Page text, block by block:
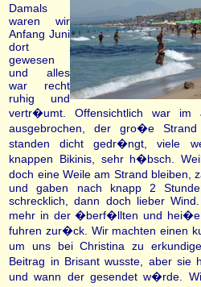
Damals
waren wir
Anfang Juni
dort
gewesen
und alles
war recht
ruhig und
vertr�umt. Offensichtlich war
ausgebrochen, der gro�e
standen dicht gedr�ngt, viele
knappen Bikinis, sehr h�bsch.
doch eine Weile am Strand bleiben,
und gaben nach knapp 2
schrecklich, dann doch lieber
mehr in der �berf�llten und
fuhren zur�ck. Wir machten einen
um uns bei Christina zu
Beitrag in Brisant wusste, aber
und wann der gesendet w�rde.